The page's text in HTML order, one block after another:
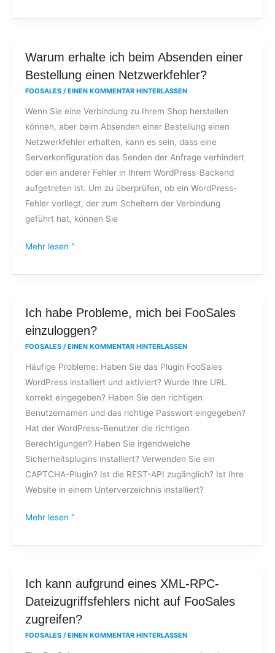
Warum erhalte ich beim Absenden einer
Bestellung einen Netzwerkfehler?
FOOSALES / EINEN KOMMENTAR HINTERLASSEN
Wenn Sie eine Verbindung zu Ihrem Shop herstellen
können, aber beim Absenden einer Bestellung einen
Netzwerkfehler erhalten, kann es sein, dass eine
Serverkonfiguration das Senden der Anfrage verhindert
oder ein anderer Fehler in Ihrem WordPress-Backend
aufgetreten ist. Um zu überprüfen, ob ein WordPress-
Fehler vorliegt, der zum Scheitern der Verbindung
geführt hat, können Sie
Warum
erhalte
Absenden
einer
Bestellung
einen
Netzwerkfehler?
Mehr lesen "
Ich habe Probleme, mich bei FooSales
einzuloggen?
FOOSALES / EINEN KOMMENTAR HINTERLASSEN
Häufige Probleme: Haben Sie das Plugin FooSales
WordPress installiert und aktiviert? Wurde Ihre URL
korrekt eingegeben? Haben Sie den richtigen
Benutzernamen und das richtige Passwort eingegeben?
Hat der WordPress-Benutzer die richtigen
Berechtigungen? Haben Sie irgendwelche
Sicherheitsplugins installiert? Verwenden Sie ein
CAPTCHA-Plugin? Ist die REST-API zugänglich? Ist Ihre
Website in einem Unterverzeichnis installiert?
Ich
habe
bei
FooSales
einzuloggen?
Mehr lesen "
Ich kann aufgrund eines XML-RPC-
Dateizugriffsfehlers nicht auf FooSales
zugreifen?
FOOSALES / EINEN KOMMENTAR HINTERLASSEN
Ich
kann
aufgrund
eines